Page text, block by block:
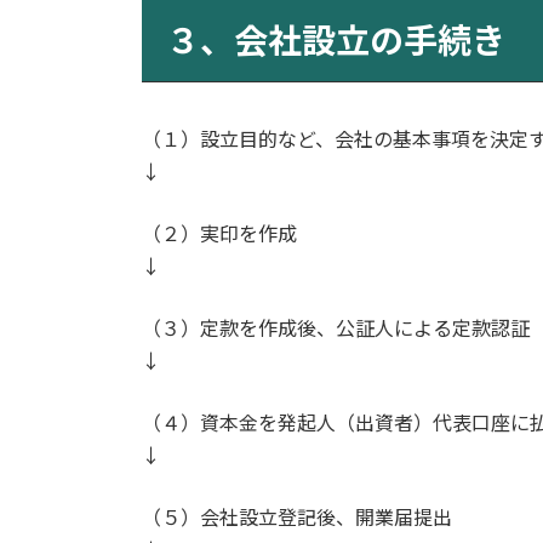
３、会社設立の手続き
（１）設立目的など、会社の基本事項を決定
↓
（２）実印を作成
↓
（３）定款を作成後、公証人による定款認証
↓
（４）資本金を発起人（出資者）代表口座に
↓
（５）会社設立登記後、開業届提出